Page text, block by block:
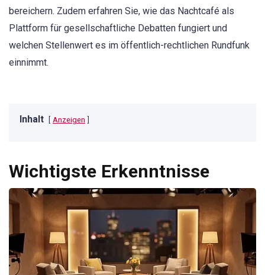
bereichern. Zudem erfahren Sie, wie das Nachtcafé als
Plattform für gesellschaftliche Debatten fungiert und
welchen Stellenwert es im öffentlich-rechtlichen Rundfunk
einnimmt.
Inhalt Anzeigen
Wichtigste Erkenntnisse